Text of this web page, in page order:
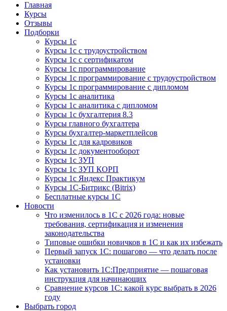
Курсы 1С
Курсы 1С официальная сертификация
Главная
Курсы
Отзывы
Подборки
Курсы 1с
Курсы 1с с трудоустройством
Курсы 1с с сертификатом
Курсы 1с программирование
Курсы 1с программирование с трудоустройством
Курсы 1с программирование с дипломом
Курсы 1с аналитика
Курсы 1с аналитика с дипломом
Курсы 1с бухгалтерия 8.3
Курсы главного бухгалтера
Курсы бухгалтер-маркетплейсов
Курсы 1с для кадровиков
Курсы 1с документооборот
Курсы 1с ЗУП
Курсы 1с ЗУП КОРП
Курсы 1с Яндекс Практикум
Курсы 1С-Битрикс (Bitrix)
Бесплатные курсы 1С
Новости
Что изменилось в 1С с 2026 года: новые
требования, сертификация и изменения
законодательства
Типовые ошибки новичков в 1С и как их избежать
Первый запуск 1С: пошагово — что делать после
установки
Как установить 1С:Предприятие — пошаговая
инструкция для начинающих
Сравнение курсов 1С: какой курс выбрать в 2026
году
Выбрать город